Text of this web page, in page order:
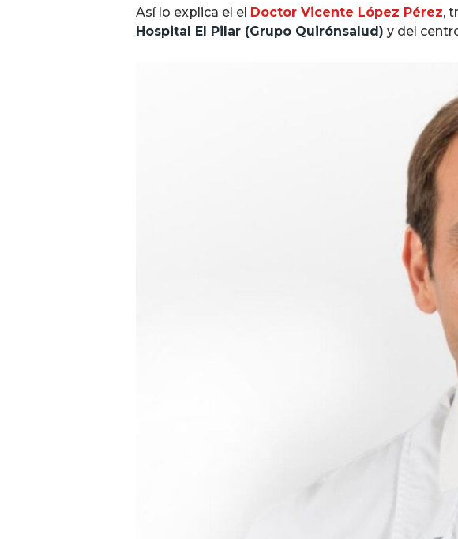
Así lo explica el el Doctor Vicente López Pérez,
Hospital El Pilar (Grupo Quirónsalud) y del